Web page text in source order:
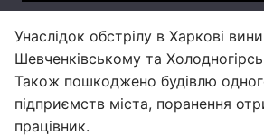
Унаслідок обстрілу в Харкові
Шевченківському та
Також пошкоджено будівлю
підприємств міста, поранення
працівник.